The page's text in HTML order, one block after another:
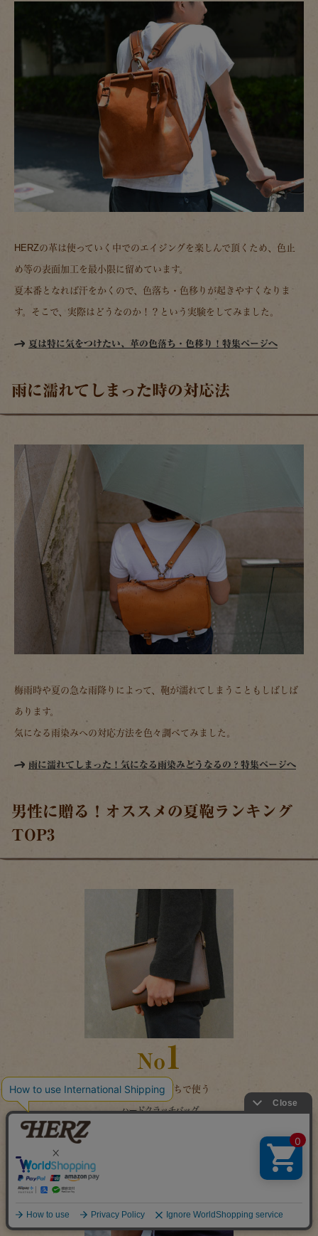
HERZの革は使っていく中でのエイジングを楽しんで頂くため、色止
め等の表面加工を最小限に留めています。
夏本番となれば汗をかくので、色落ち・色移りが起きやすくなりま
す。そこで、実際はどうなのか！？という実験をしてみました。
夏は特に気をつけたい、革の色落ち・色移り！特集ページへ
雨に濡れてしまった時の対応法
梅雨時や夏の急な雨降りによって、鞄が濡れてしまうこともしばしば
あります。
気になる雨染みへの対応方法を色々調べてみました。
雨に濡れてしまった！気になる雨染みどうなるの？特集ページへ
男性に贈る！オススメの夏鞄ランキング
TOP3
No1
スマートに手持ちで使う
ハードクラッチバッグ
Organモデルのクラッチバッグ。ダコタと呼ばれる張りのあるイタリア
ンレザーを使った上品な雰囲気。手持ちの他にインナーバッグとして
の使い方もできます。